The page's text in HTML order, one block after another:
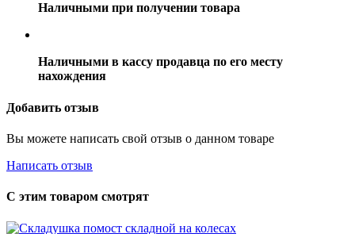
Наличными при получении товара
Наличными в кассу продавца по его месту
нахождения
Добавить отзыв
Вы можете написать свой отзыв о данном товаре
Написать отзыв
С этим товаром смотрят